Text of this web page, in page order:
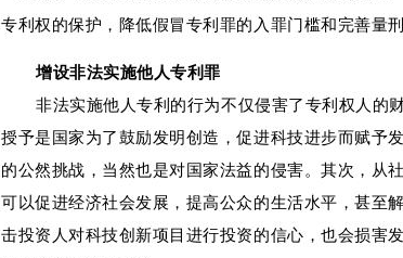
专利权的保护，降低假冒专利罪的入罪门槛和完善量
增设非法实施他人专利罪
非法实施他人专利的行为不仅侵害了专利权人的
授予是国家为了鼓励发明创造，促进科技进步而赋予
的公然挑战，当然也是对国家法益的侵害。其次，从
可以促进经济社会发展，提高公众的生活水平，甚至
击投资人对科技创新项目进行投资的信心，也会损害